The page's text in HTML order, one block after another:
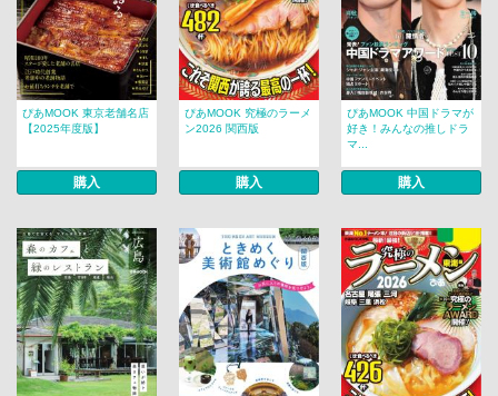
ぴあMOOK 東京老舗名店
【2025年度版】
購入
ぴあMOOK 究極のラーメ
ン2026 関西版
購入
ぴあMOOK 中国ドラマが
好き！みんなの推しドラ
マ...
購入